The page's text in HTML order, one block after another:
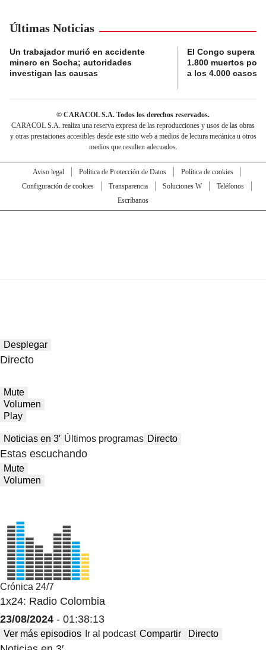
Últimas Noticias
Un trabajador murió en accidente
minero en Socha; autoridades
investigan las causas
El Congo supera
1.800 muertos por
a los 4.000 casos
© CARACOL S.A. Todos los derechos reservados.
CARACOL S.A. realiza una reserva expresa de las reproducciones y usos de las obras
y otras prestaciones accesibles desde este sitio web a medios de lectura mecánica u otros
medios que resulten adecuados.
Aviso legal Política de Protección de Datos
Política de cookies
Configuración de cookies
Transparencia Soluciones W
Teléfonos
Escríbanos
Desplegar
Directo
Mute
Volumen
Play
Noticias en 3′ Últimos programas Directo
Estas escuchando
Mute
Volumen
Crónica 24/7
1x24: Radio Colombia
23/08/2024 - 01:38:13
Ver más episodios Ir al podcast Compartir Directo